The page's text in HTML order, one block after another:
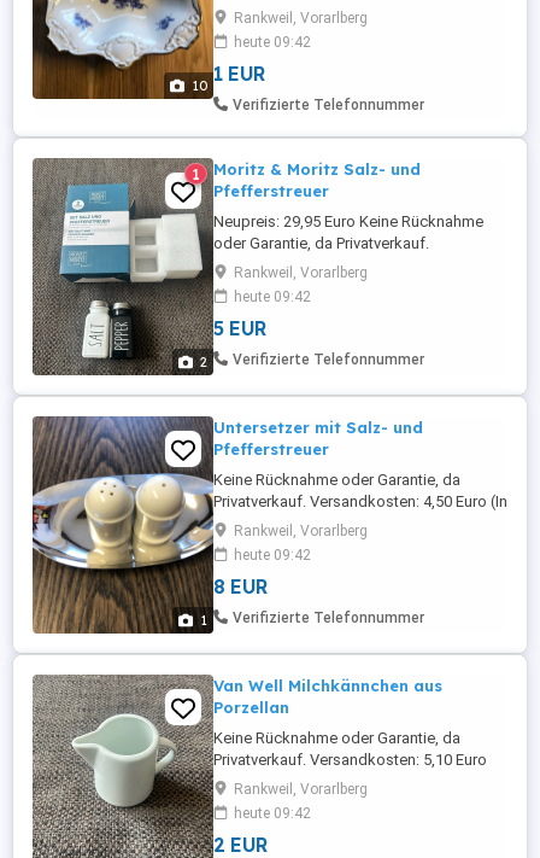
10
Spiele, Bücher, DVDs, CDs, Haushalts- und
Dekoartikel) in toller Qualität ab 1 Euro!
Preise entnehmen Sie bitte den
Einzelanzeigen oder fragen im Chat bei
mir nach. Kleidung: Adidas, Calvin Klein,
Rankweil, Vorarlberg
heute 09:42
1 EUR
Verifizierte Telefonnummer
2
1
Moritz & Moritz Salz- und
Pfefferstreuer
Neupreis: 29,95 Euro Keine Rücknahme
oder Garantie, da Privatverkauf.
Versandkosten: 4,80 Euro (mit
Sendungsnummer) Viele günstige Artikel
(Kleidung, Spiele, Bücher) finden sie noch
auf meiner Seite!
Rankweil, Vorarlberg
heute 09:42
5 EUR
Verifizierte Telefonnummer
1
Untersetzer mit Salz- und
Pfefferstreuer
Keine Rücknahme oder Garantie, da
Privatverkauf. Versandkosten: 4,50 Euro (In
das Paket passen 5-6 Bücher) Viele
günstige Artikel (Kleidung, Spiele, Bücher)
finden sie noch auf meiner Seite!
Rankweil, Vorarlberg
heute 09:42
8 EUR
Verifizierte Telefonnummer
Van Well Milchkännchen aus
Porzellan
Keine Rücknahme oder Garantie, da
Privatverkauf. Versandkosten: 5,10 Euro
(mit Sendungsnummer) Viele günstige
Artikel (Kleidung, Spiele, Bücher) finden
sie noch auf meiner Seite!
Rankweil, Vorarlberg
heute 09:42
2 EUR